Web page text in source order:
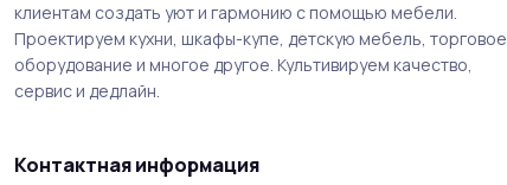
клиентам создать уют и гармонию с помощью мебели.
Проектируем кухни, шкафы-купе, детскую мебель, торговое
оборудование и многое другое. Культивируем качество,
сервис и дедлайн.
Контактная информация